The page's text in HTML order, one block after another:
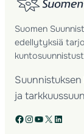
Suomen
edellytyksiä
ja
Facebook Instagram YouTube X LinkedIn